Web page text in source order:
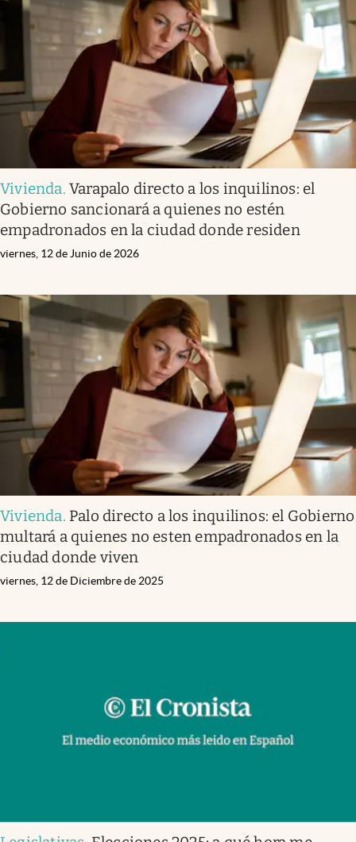
Infotechnology
Clima
Mundial 2026
Eventos Corporativos
El Cronista Studio
Mediakit
abre en nueva pestaña
Argentina
Vivienda.Varapalo directo a los inquilinos: el
Gobierno sancionará a quienes no estén
empadronados en la ciudad donde residen
viernes, 12 de Junio de 2026
Vivienda. Palo directo a los inquilinos: el Gobierno
multará a quienes no esten empadronados en la
ciudad donde viven
viernes, 12 de Diciembre de 2025